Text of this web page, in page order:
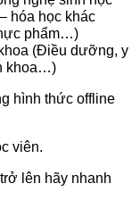
hóa học khác
phẩm…)
(Điều dưỡng, y
khoa…)
hình thức offline
viên.
lên hãy nhanh